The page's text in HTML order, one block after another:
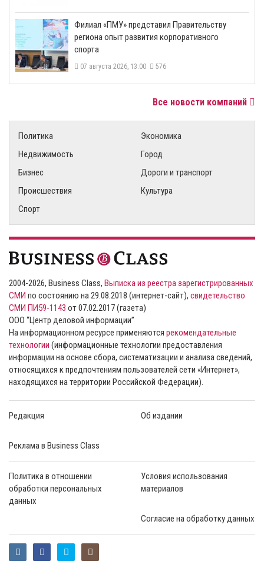
​Филиал «ПМУ» представил Правительству
региона опыт развития корпоративного
спорта
07 августа 2026, 13:00 576
Все новости компаний
Политика
Экономика
Недвижимость
Город
Бизнес
Дороги и транспорт
Происшествия
Культура
Спорт
2004-2026, Business Class, Выписка из реестра зарегистрированных
СМИ по состоянию на 29.08.2018 (интернет-сайт), свидетельство
СМИ ПИ59-1143 от 07.02.2017 (газета)
ООО “Центр деловой информации”
На информационном ресурсе применяются рекомендательные
технологии (информационные технологии предоставления
информации на основе сбора, систематизации и анализа сведений,
относящихся к предпочтениям пользователей сети «Интернет»,
находящихся на территории Российской Федерации).
Редакция Об издании
Реклама в Business Class
Политика в отношении
обработки персональных
данных
Условия использования
материалов
Согласие на обработку данных